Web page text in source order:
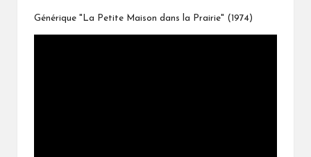
Générique "La Petite Maison dans la Prairie" (1974)